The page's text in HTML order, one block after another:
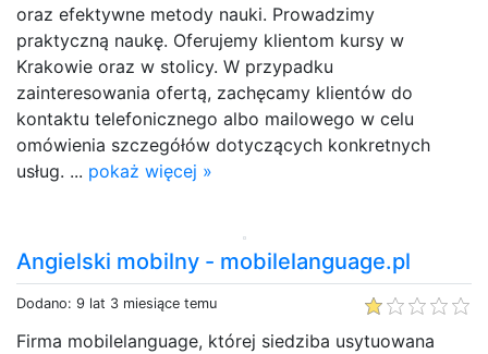
oraz efektywne metody nauki. Prowadzimy
praktyczną naukę. Oferujemy klientom kursy w
Krakowie oraz w stolicy. W przypadku
zainteresowania ofertą, zachęcamy klientów do
kontaktu telefonicznego albo mailowego w celu
omówienia szczegółów dotyczących konkretnych
usług. ... pokaż więcej »
Angielski mobilny - mobilelanguage.pl
Dodano: 9 lat 3 miesiące temu
Firma mobilelanguage, której siedziba usytuowana